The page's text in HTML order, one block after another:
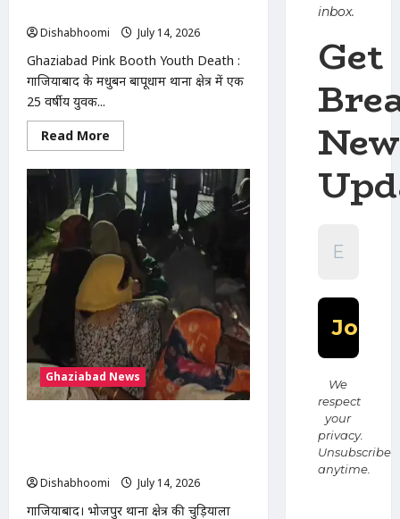
Dishabhoomi
July 14, 2026
Ghaziabad Pink Booth Youth Death :
गाजियाबाद के मधुबन बापूधाम थाना क्षेत्र में एक
25 वर्षीय युवक...
Read More
more
Ghaziabad
Pink
Booth
Youth
Death
गाजियाबाद
में
पिंक
बूथ
के
बाहर
युवक
की
मौत,
30
मिनट
तक
सड़क
Ghaziabad News
Dishabhoomi
July 14, 2026
गाजियाबाद। भोजपुर थाना क्षेत्र की चुड़ियाला
inbox.
Get
We
respect
your
privacy.
Unsubscribe
anytime.